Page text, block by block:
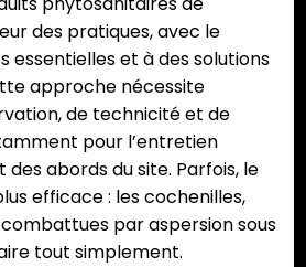
des pratiques, avec le
essentielles et à des solutions
approche nécessite
de technicité et de
pour l’entretien
abords du site. Parfois, le
efficace : les cochenilles,
par aspersion sous
tout simplement.